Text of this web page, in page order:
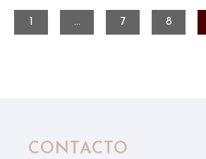
1 … 7 8
CONTACTO